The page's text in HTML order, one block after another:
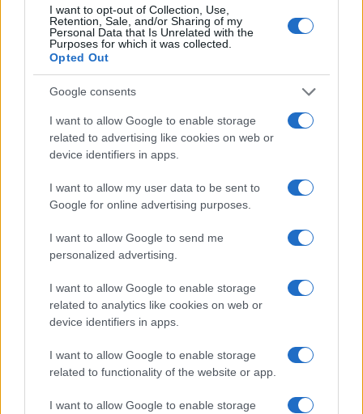
I want to opt-out of Collection, Use,
Retention, Sale, and/or Sharing of my
Personal Data that Is Unrelated with the
Purposes for which it was collected.
Opted Out
Google consents
I want to allow Google to enable storage
related to advertising like cookies on web or
device identifiers in apps.
I want to allow my user data to be sent to
Google for online advertising purposes.
I want to allow Google to send me
personalized advertising.
I want to allow Google to enable storage
related to analytics like cookies on web or
device identifiers in apps.
I want to allow Google to enable storage
related to functionality of the website or app.
I want to allow Google to enable storage
Cómo identificar y evitar el fraude fiscal: guía completa
Lucía Herrera · 26 Jul 2026
IMPUESTO
Cómo declarar impuestos de criptomonedas y NFT
correctamente
Diego Martín · 25 Jul 2026